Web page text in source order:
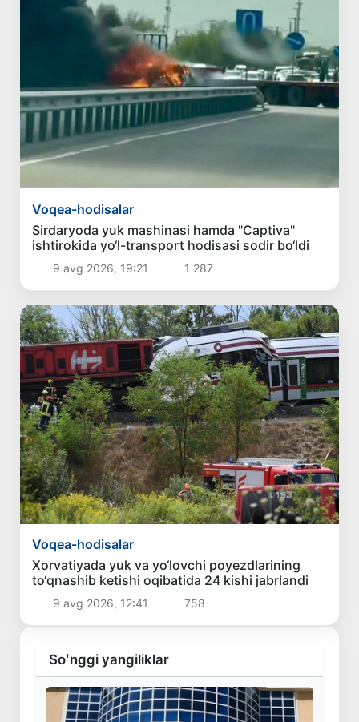
Voqea-hodisalar
Sirdaryoda yuk mashinasi hamda "Captiva"
ishtirokida yo‘l-transport hodisasi sodir bo‘ldi
9 avg 2026, 19:21 1 287
Voqea-hodisalar
Xorvatiyada yuk va yo‘lovchi poyezdlarining
to‘qnashib ketishi oqibatida 24 kishi jabrlandi
9 avg 2026, 12:41 758
Soʻnggi yangiliklar